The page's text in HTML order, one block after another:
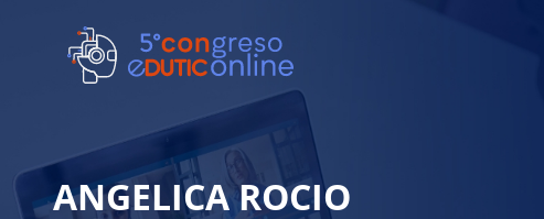
ANGELICA ROCIO